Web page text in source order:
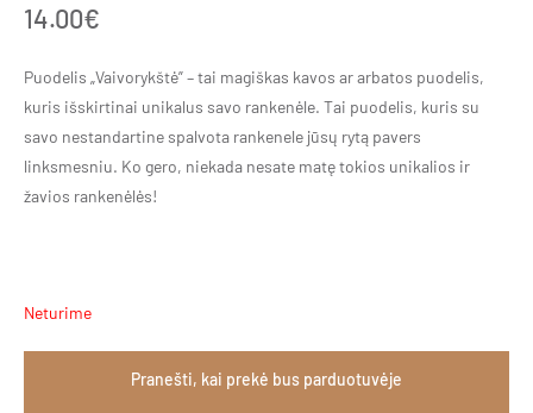
14.00€
Puodelis „Vaivorykštė” – tai magiškas kavos ar arbatos puodelis,
kuris išskirtinai unikalus savo rankenėle. Tai puodelis, kuris su
savo nestandartine spalvota rankenele jūsų rytą pavers
linksmesniu. Ko gero, niekada nesate matę tokios unikalios ir
žavios rankenėlės!
Neturime
Pranešti, kai prekė bus parduotuvėje